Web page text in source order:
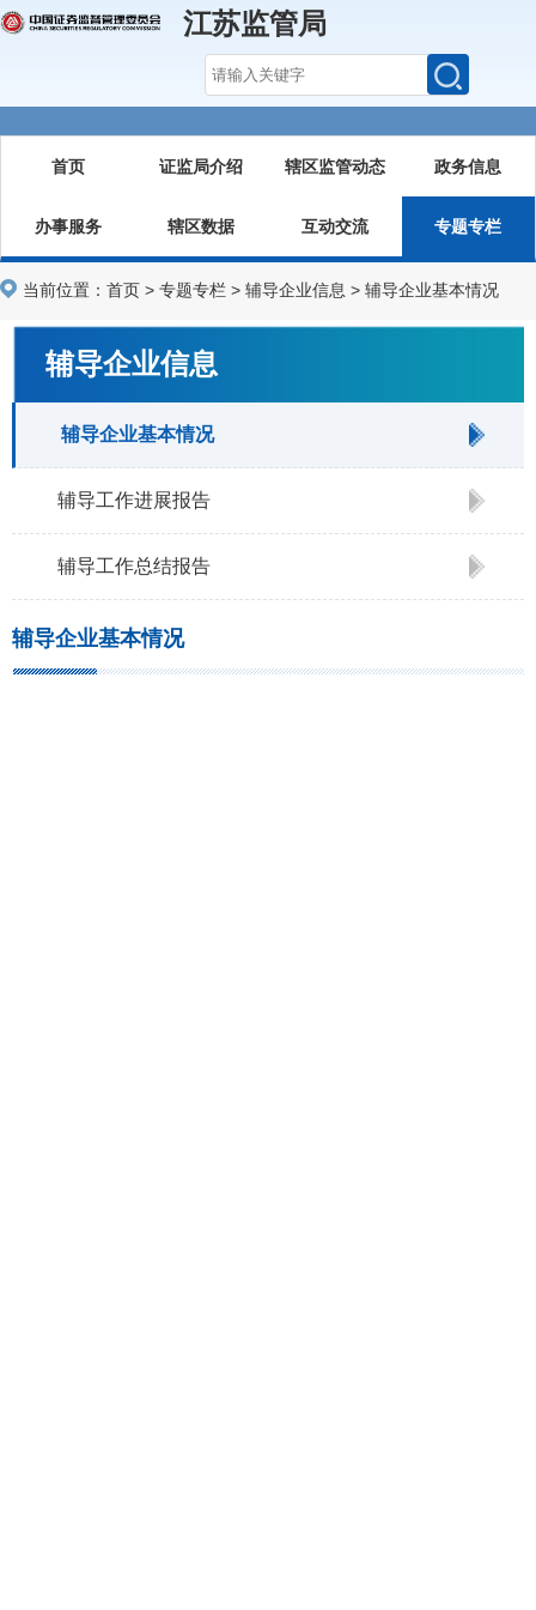
江苏监管局
首页 证监局介绍 辖区监管动态 政务信息
办事服务 辖区数据 互动交流 专题专栏
当前位置： 首页 > 专题专栏 > 辅导企业信息 > 辅导企业基本情况
辅导企业信息
辅导企业基本情况
辅导工作进展报告
辅导工作总结报告
辅导企业基本情况